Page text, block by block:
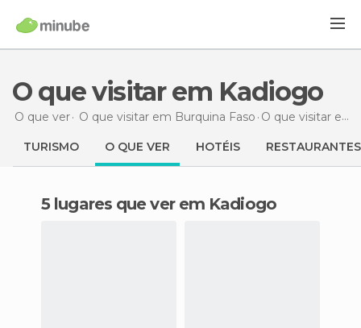
O que visitar em Kadiogo
O que ver O que visitar em Burquina Faso O que visitar em Kadiogo
TURISMO O QUE VER HOTÉIS RESTAURANTES
5 lugares que ver em Kadiogo